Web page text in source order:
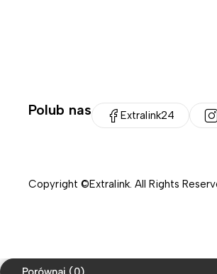
Polub nas Extralink24
Copyright ©Extralink. All Rights